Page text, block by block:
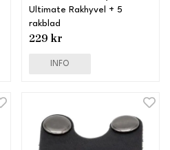
Ultimate Rakhyvel + 5
rakblad
229 kr
INFO